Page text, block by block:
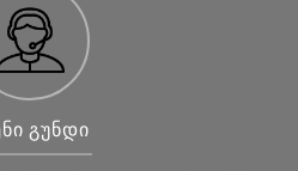
ᲒᲣᲜᲓᲘ